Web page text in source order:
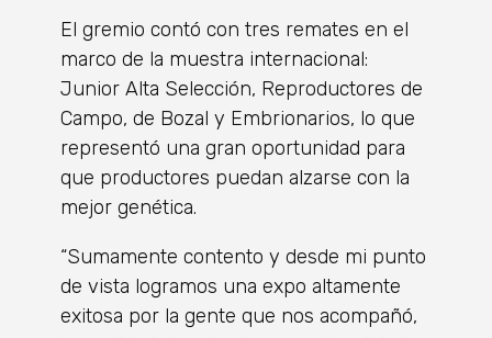
El gremio contó con tres remates en el
marco de la muestra internacional:
Junior Alta Selección, Reproductores de
Campo, de Bozal y Embrionarios, lo que
representó una gran oportunidad para
que productores puedan alzarse con la
mejor genética.
“Sumamente contento y desde mi punto
de vista logramos una expo altamente
exitosa por la gente que nos acompañó,